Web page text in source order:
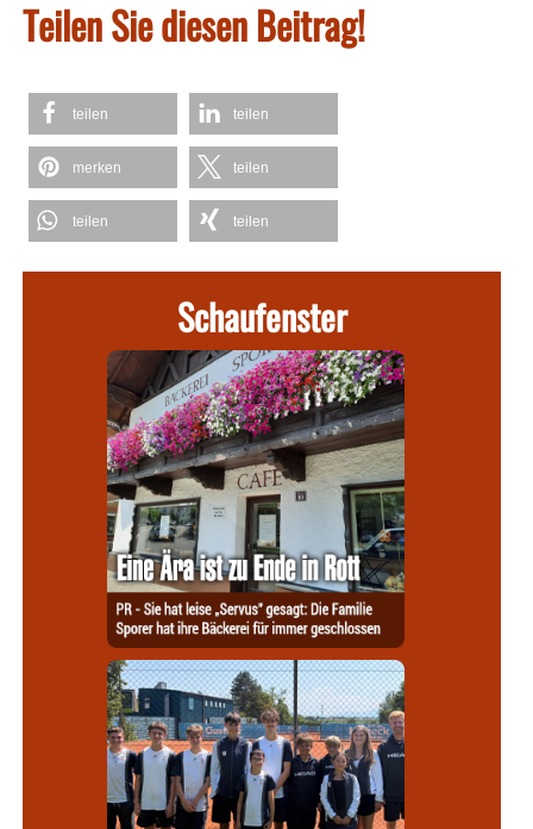
Teilen Sie diesen Beitrag!
teilen teilen
merken teilen
teilen teilen
Schaufenster